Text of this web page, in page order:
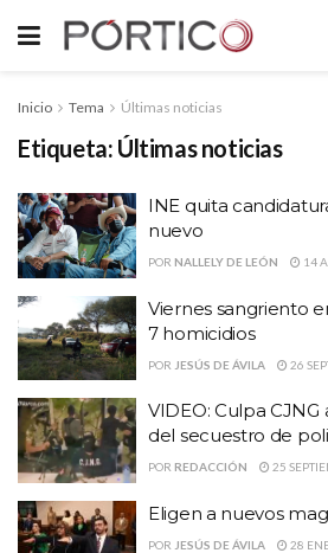
Inicio Tema Últimas noticias
Etiqueta: Últimas noticias
INE quita
nuevo
POR NALLELY DE LEÓN 14
Viernes sangriento
7 homicidios
POR JESÚS DE ÁVILA 26
VIDEO: Culpa CJNG
del secuestro de
POR REDACCIÓN 25
Eligen a nuevos
POR JESÚS DE ÁVILA 28